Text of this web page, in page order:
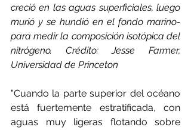
creció en las aguas superficiales, luego
murió y se hundió en el fondo marino-
para medir la composición isotópica del
nitrógeno. Crédito: Jesse Farmer,
Universidad de Princeton
"Cuando la parte superior del océano
está fuertemente estratificada, con
aguas muy ligeras flotando sobre